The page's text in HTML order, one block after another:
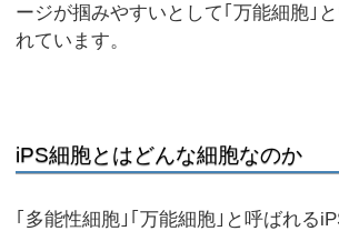
ージが掴みやすいとして｢万能細胞｣
れています。
iPS細胞とはどんな細胞なのか
｢多能性細胞｣｢万能細胞｣と呼ばれる